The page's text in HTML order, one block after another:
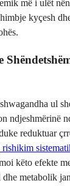
më i ulët
kyçesh
ul
ndjeshmërinë
reduktuar
rishikim
këto efekte
metabolik